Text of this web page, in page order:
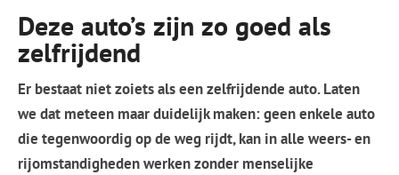
Deze auto’s zijn zo goed als
zelfrijdend
Er bestaat niet zoiets als een zelfrijdende auto. Laten
we dat meteen maar duidelijk maken: geen enkele auto
die tegenwoordig op de weg rijdt, kan in alle weers- en
rijomstandigheden werken zonder menselijke